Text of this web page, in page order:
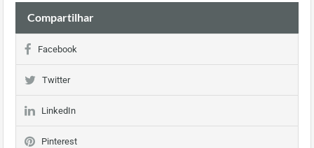
Compartilhar
Facebook
Twitter
LinkedIn
Pinterest